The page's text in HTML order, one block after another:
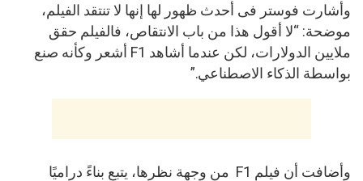
وأشارت فوستر فى أحدث ظهور لها إنها لا تنتقد الفيلم،
موضحة: “لا أقول هذا من باب الانتقاص، فالفيلم حقق
ملايين الدولارات، لكن عندما أشاهد F1 أشعر وكأنه صنع
بواسطة الذكاء الاصطناعي.”
وأضافت أن فيلم F1 من وجهة نظرها، يتبع بناءً دراميًا